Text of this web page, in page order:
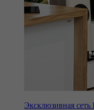
Эксклюзивная